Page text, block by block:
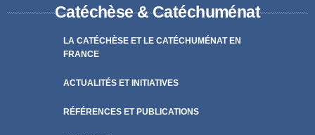
Catéchèse & Catéchuménat
LA CATÉCHÈSE ET LE CATÉCHUMÉNAT EN
FRANCE
ACTUALITÉS ET INITIATIVES
RÉFÉRENCES ET PUBLICATIONS